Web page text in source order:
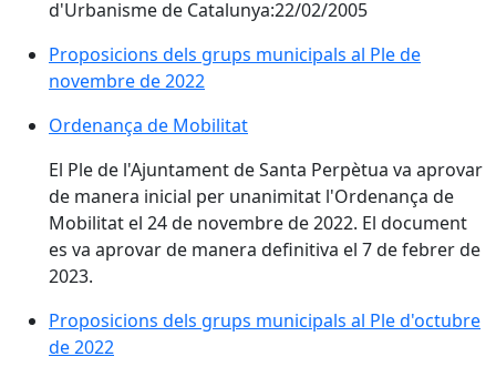
d'Urbanisme de Catalunya:22/02/2005
Proposicions dels grups municipals al Ple de
novembre de 2022
Ordenança de Mobilitat
Ordenança de Mobilitat
El Ple de l'Ajuntament de Santa Perpètua va aprovar
de manera inicial per unanimitat l'Ordenança de
Mobilitat el 24 de novembre de 2022. El document
es va aprovar de manera definitiva el 7 de febrer de
2023.
Proposicions dels grups municipals al Ple d'octubre
de 2022